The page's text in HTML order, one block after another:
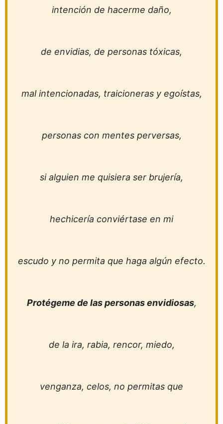
intención de hacerme daño,
de envidias, de personas tóxicas,
mal intencionadas, traicioneras y egoístas,
personas con mentes perversas,
si alguien me quisiera ser brujería,
hechicería conviértase en mi
escudo y no permita que haga algún efecto.
Protégeme de las personas envidiosas,
de la ira, rabia, rencor, miedo,
venganza, celos, no permitas que